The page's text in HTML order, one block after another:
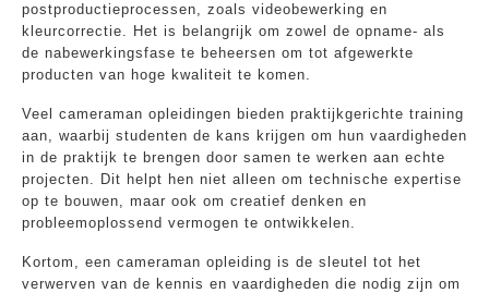
postproductieprocessen, zoals videobewerking en
kleurcorrectie. Het is belangrijk om zowel de opname- als
de nabewerkingsfase te beheersen om tot afgewerkte
producten van hoge kwaliteit te komen.
Veel cameraman opleidingen bieden praktijkgerichte training
aan, waarbij studenten de kans krijgen om hun vaardigheden
in de praktijk te brengen door samen te werken aan echte
projecten. Dit helpt hen niet alleen om technische expertise
op te bouwen, maar ook om creatief denken en
probleemoplossend vermogen te ontwikkelen.
Kortom, een cameraman opleiding is de sleutel tot het
verwerven van de kennis en vaardigheden die nodig zijn om